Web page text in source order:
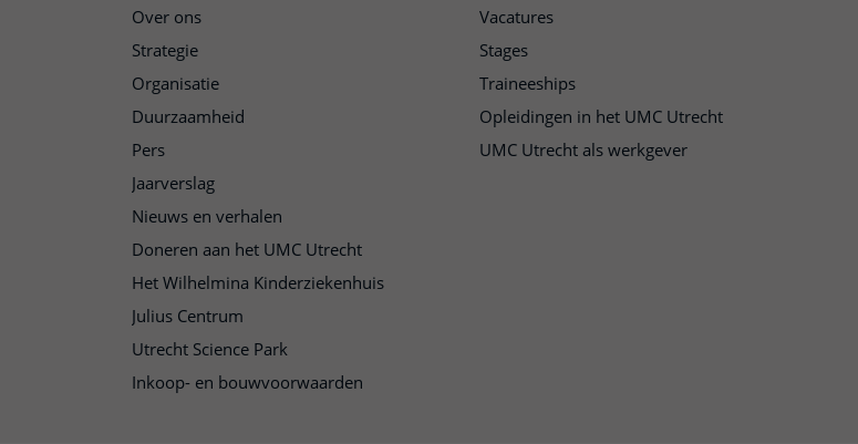
Over ons
Strategie
Organisatie
Duurzaamheid
Pers
Jaarverslag
Nieuws en verhalen
Doneren aan het UMC Utrecht
Het Wilhelmina Kinderziekenhuis
Julius Centrum
Utrecht Science Park
Inkoop- en bouwvoorwaarden
Vacatures
Stages
Traineeships
Opleidingen in het UMC Utrecht
UMC Utrecht als werkgever